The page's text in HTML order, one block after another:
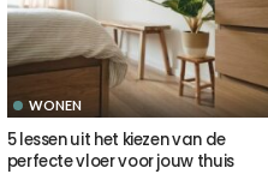
WONEN
5 lessen uit het kiezen van de
perfecte vloer voor jouw thuis